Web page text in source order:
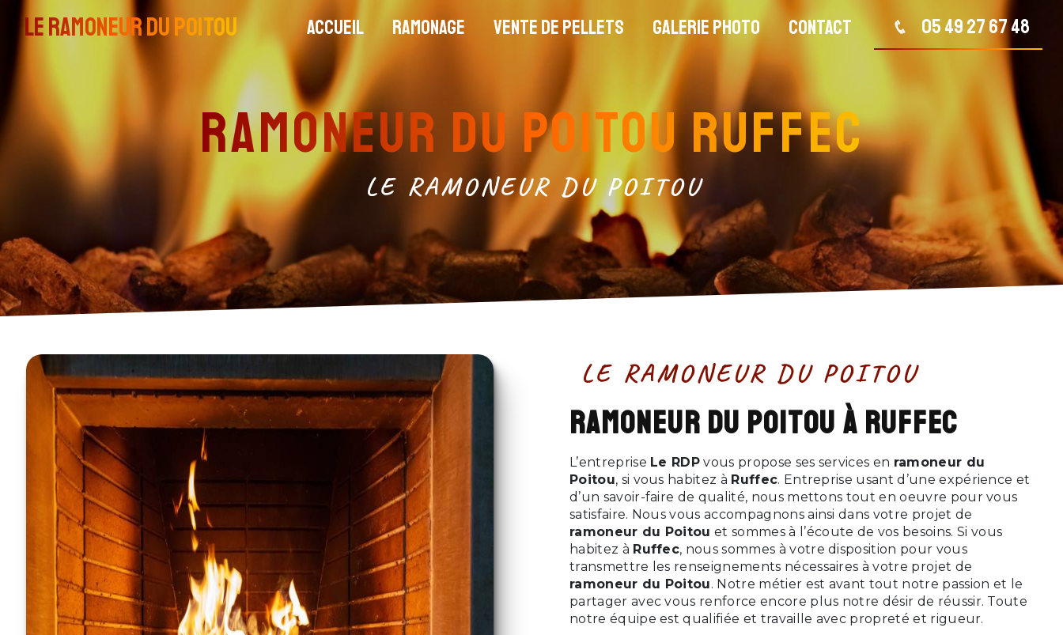
LE RAMONEUR DU POITOU Accueil Ramonage Vente de pellets Galerie Photo Contact 05 49 27 67 48
ramoneur du Poitou Ruffec
LE RAMONEUR DU POITOU
LE RAMONEUR DU POITOU
ramoneur du Poitou à Ruffec
L’entreprise Le RDP vous propose ses services en ramoneur du
Poitou, si vous habitez à Ruffec. Entreprise usant d’une expérience et
d’un savoir-faire de qualité, nous mettons tout en oeuvre pour vous
satisfaire. Nous vous accompagnons ainsi dans votre projet de
ramoneur du Poitou et sommes à l’écoute de vos besoins. Si vous
habitez à Ruffec, nous sommes à votre disposition pour vous
transmettre les renseignements nécessaires à votre projet de
ramoneur du Poitou. Notre métier est avant tout notre passion et le
partager avec vous renforce encore plus notre désir de réussir. Toute
notre équipe est qualifiée et travaille avec propreté et rigueur.